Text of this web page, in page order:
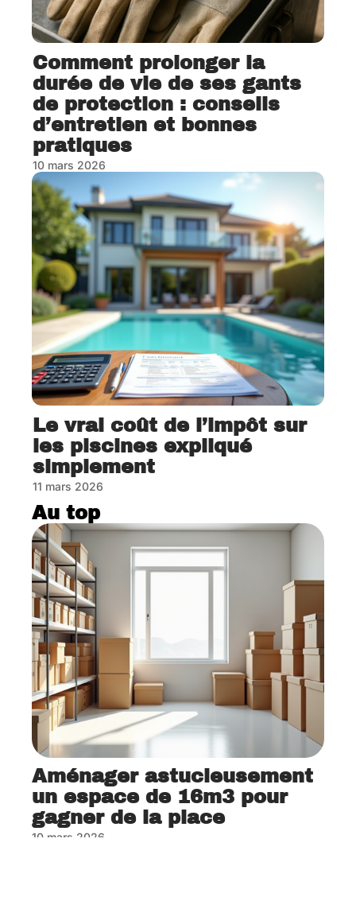
Comment prolonger la
durée de vie de ses gants
de protection : conseils
d’entretien et bonnes
pratiques
10 mars 2026
Le vrai coût de l’impôt sur
les piscines expliqué
simplement
11 mars 2026
Au top
Aménager astucieusement
un espace de 16m3 pour
gagner de la place
10 mars 2026